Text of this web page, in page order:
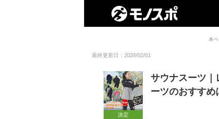
本
最終更新日：2026/02/01
決定
サウナスーツ｜
ーツのおすすめ